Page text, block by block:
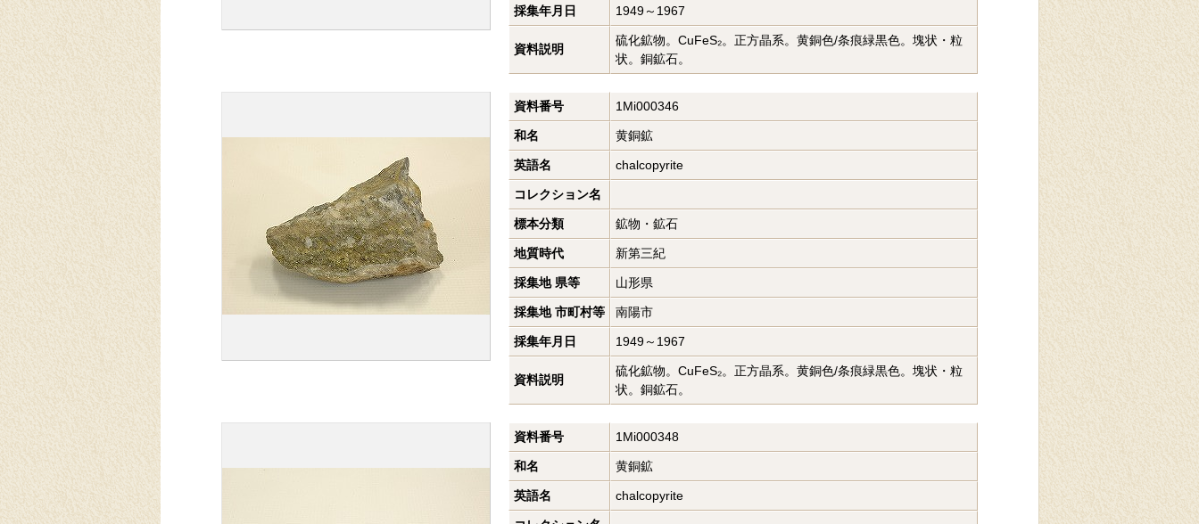
採集年月日 1949～1967
資料説明
硫化鉱物。CuFeS₂。正方晶系。黄銅色/条痕緑黒色。塊状・粒
状。銅鉱石。
資料番号 1Mi000346
和名 黄銅鉱
英語名 chalcopyrite
コレクション名
標本分類 鉱物・鉱石
地質時代 新第三紀
採集地 県等 山形県
採集地 市町村等 南陽市
採集年月日 1949～1967
資料説明
硫化鉱物。CuFeS₂。正方晶系。黄銅色/条痕緑黒色。塊状・粒
状。銅鉱石。
資料番号 1Mi000348
和名 黄銅鉱
英語名 chalcopyrite